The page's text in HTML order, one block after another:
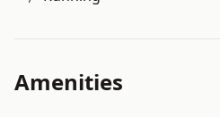
Amenities